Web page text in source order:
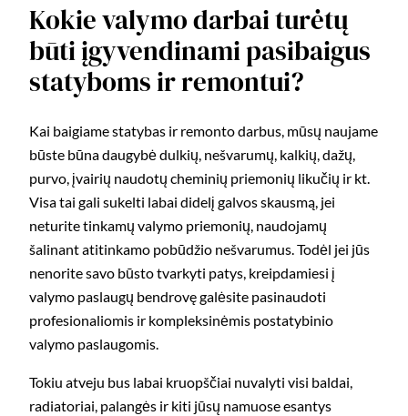
Kokie valymo darbai turėtų
būti įgyvendinami pasibaigus
statyboms ir remontui?
Kai baigiame statybas ir remonto darbus, mūsų naujame
būste būna daugybė dulkių, nešvarumų, kalkių, dažų,
purvo, įvairių naudotų cheminių priemonių likučių ir kt.
Visa tai gali sukelti labai didelį galvos skausmą, jei
neturite tinkamų valymo priemonių, naudojamų
šalinant atitinkamo pobūdžio nešvarumus. Todėl jei jūs
nenorite savo būsto tvarkyti patys, kreipdamiesi į
valymo paslaugų bendrovę galėsite pasinaudoti
profesionaliomis ir kompleksinėmis postatybinio
valymo paslaugomis.
Tokiu atveju bus labai kruopščiai nuvalyti visi baldai,
radiatoriai, palangės ir kiti jūsų namuose esantys